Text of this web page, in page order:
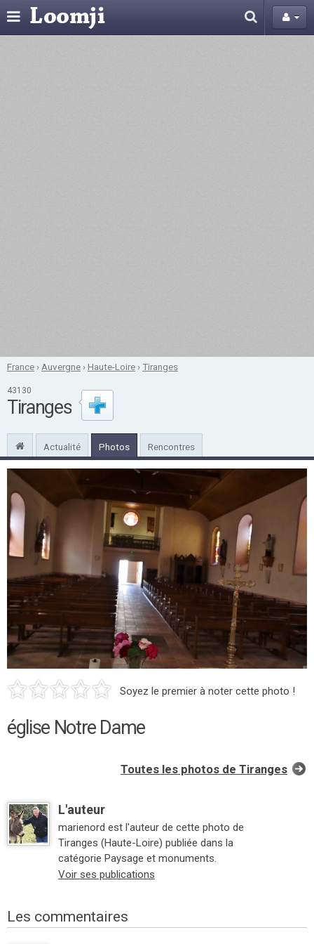
France › Auvergne ›Haute-Loire ›Tiranges
43130
Tiranges
Actualité Photos Rencontres
Soyez le premier à noter cette photo !
église Notre Dame
Toutes les photos de Tiranges
L'auteur
marienord est l'auteur de cette photo de
Tiranges (Haute-Loire) publiée dans la
catégorie Paysage et monuments.
Voir ses publications
Les commentaires